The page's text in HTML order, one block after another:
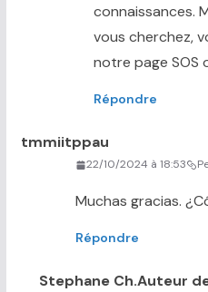
connaissances.
vous cherchez,
notre page SOS
Répondre
tmmiitppau
22/10/2024 à 18:53
Muchas gracias.
Répondre
Stephane Ch.Auteur